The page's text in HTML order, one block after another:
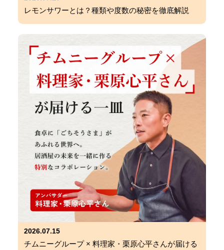
レモンサワーとは？種類や度数の秘密を徹底解説
2026.07.15
チムニーグループ × 料理家・栗原心平さんが届ける